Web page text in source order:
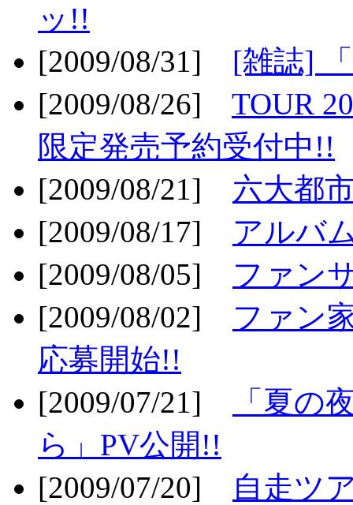
ッ!!
[2009/08/31] [雑誌]
[2009/08/26] TOUR
限定発売予約受付中!!
[2009/08/21] 六大都
[2009/08/17] アルバ
[2009/08/05] ファン
[2009/08/02] ファン
応募開始!!
[2009/07/21]
「夏の
ら」PV公開!!
[2009/07/20]
自走ツ